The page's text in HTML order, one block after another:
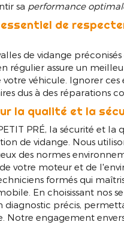
sa performance
de
de vidange
régulier assure un
véhicule. Ignorer
dus à des réparations
la qualité et la
PRÉ, la sécurité et
de vidange. Nous
des normes
votre moteur et de
formés qui
En choisissant nos
diagnostic précis,
Notre engagement